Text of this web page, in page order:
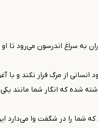
به سراغ اندرسون می‌رود تا
از مرگ فرار نکند و با
شده که انگار شما مانند
که شما را در شگفت وا می‌دارد